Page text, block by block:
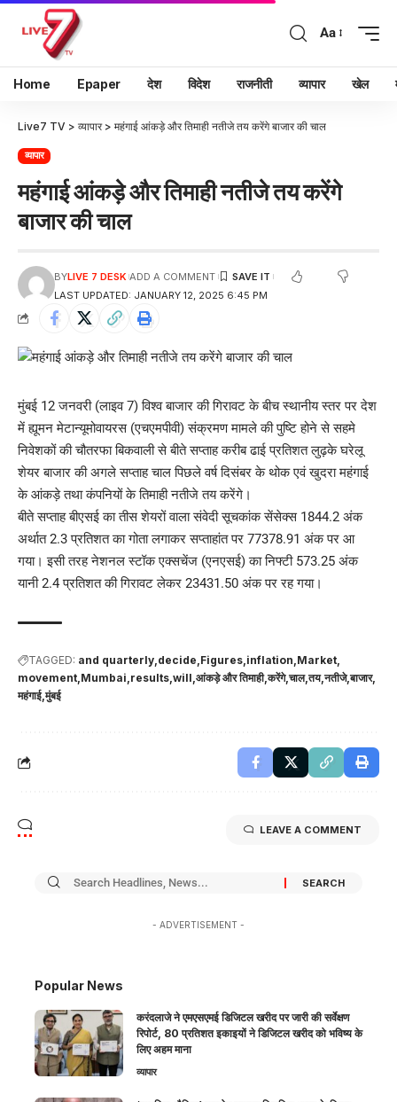
Aa
Home Epaper देश विदेश राजनीती व्यापार खेल
Live7 TV > व्यापार> महंगाई आंकड़े और तिमाही नतीजे तय करेंगे बाजार की चाल
व्यापार
महंगाई आंकड़े और तिमाही नतीजे तय करेंगे
बाजार की चाल
LAST UPDATED: JANUARY 12, 2025 6:45 PM
BYLIVE 7 DESK ADD A COMMENT
मुंबई 12 जनवरी (लाइव 7) विश्व बाजार की गिरावट के बीच स्थानीय स्तर पर देश
में ह्यूमन मेटान्यूमोवायरस (एचएमपीवी) संक्रमण मामले की पुष्टि होने से सहमे
निवेशकों की चौतरफा बिकवाली से बीते सप्ताह करीब ढाई प्रतिशत लुढ़के घरेलू
शेयर बाजार की अगले सप्ताह चाल पिछले वर्ष दिसंबर के थोक एवं खुदरा महंगाई
के आंकड़े तथा कंपनियों के तिमाही नतीजे तय करेंगे।
बीते सप्ताह बीएसई का तीस शेयरों वाला संवेदी सूचकांक सेंसेक्स 1844.2 अंक
अर्थात 2.3 प्रतिशत का गोता लगाकर सप्ताहांत पर 77378.91 अंक पर आ
गया। इसी तरह नेशनल स्टॉक एक्सचेंज (एनएसई) का निफ्टी 573.25 अंक
यानी 2.4 प्रतिशत की गिरावट लेकर 23431.50 अंक पर रह गया।
TAGGED: and quarterly decide Figures inflation Market
movement Mumbai results will आंकड़े और तिमाही करेंगे चाल तय नतीजे बाजार
महंगाई मुंबई
LEAVE A COMMENT
- ADVERTISEMENT -
Popular News
करंदलाजे ने एमएसएमई डिजिटल खरीद पर जारी की सर्वेक्षण
रिपोर्ट, 80 प्रतिशत इकाइयों ने डिजिटल खरीद को भविष्य के
लिए अहम माना
व्यापार